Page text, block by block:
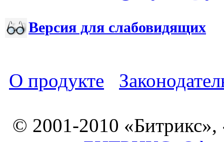
Версия для слабовидящих
О продукте
© 2001-2010 «Битрикс»,